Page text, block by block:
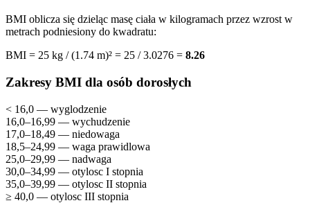
BMI oblicza się dzieląc masę ciała w kilogramach przez wzrost w
metrach podniesiony do kwadratu:
BMI = 25 kg / (1.74 m)² = 25 / 3.0276 = 8.26
Zakresy BMI dla osób dorosłych
< 16,0 — wyglodzenie
16,0–16,99 — wychudzenie
17,0–18,49 — niedowaga
18,5–24,99 — waga prawidlowa
25,0–29,99 — nadwaga
30,0–34,99 — otylosc I stopnia
35,0–39,99 — otylosc II stopnia
≥ 40,0 — otylosc III stopnia